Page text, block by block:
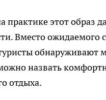
практике этот образ
Вместо ожидаемого
обнаруживают
назвать
отдыха.